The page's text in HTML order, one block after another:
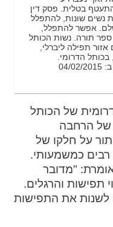
בטלית. פסק דין
נשים שונות, להתפלל
אפשר להתפלל,
ספר תורה. נשות הכותל
תפילה ליברלי,
בכותל הדרומי.
של הכותל
של הרחבה
על חלקו של
כמשמעותי.
"מדובר
תפישות והרגלים.
לשנות את התפישות